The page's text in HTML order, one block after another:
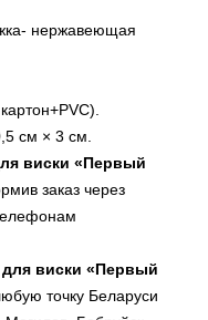
нержавеющая
см × 3 см.
виски «Первый
заказ через
виски «Первый
точку Беларуси